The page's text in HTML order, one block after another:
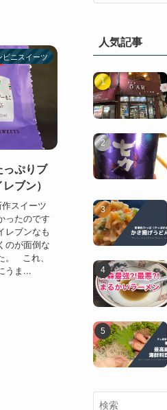
ビニスイーツ
っぷりブ
ブン）
スイーツ
ったのです
レブンなも
のが面倒な
。 これ、
うま...
人気記事